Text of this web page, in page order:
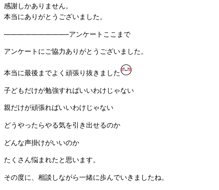
感謝しかありません。
本当にありがとうございました。
—————————–アンケートここまで
アンケートにご協力ありがとうございました。
本当に最後までよく頑張り抜きました
子どもだけが勉強すればいいわけじゃない
親だけが頑張ればいいわけじゃない
どうやったらやる気を引き出せるのか
どんな声掛けがいいのか
たくさん悩まれたと思います。
その度に、相談しながら一緒に歩んでいきましたね。